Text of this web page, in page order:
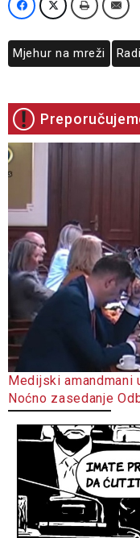
Mjehur na mreži
Medijski amandmani
Noćno zasedanje